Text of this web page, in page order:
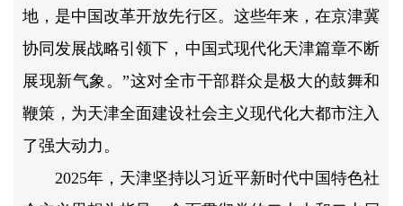
地，是中国改革开放先行区。这些年来，在京津冀
协同发展战略引领下，中国式现代化天津篇章不断
展现新气象。”这对全市干部群众是极大的鼓舞和
鞭策，为天津全面建设社会主义现代化大都市注入
了强大动力。
2025年，天津坚持以习近平新时代中国特色社